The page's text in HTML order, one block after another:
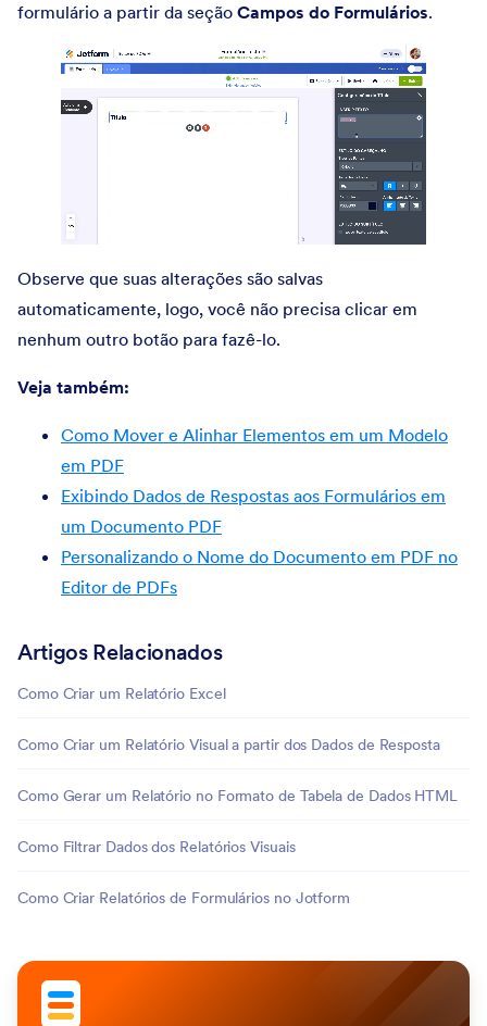
formulário a partir da seção Campos do Formulários.
Observe que suas alterações são salvas
automaticamente, logo, você não precisa clicar em
nenhum outro botão para fazê-lo.
Veja também:
Como Mover e Alinhar Elementos em um Modelo
em PDF
Exibindo Dados de Respostas aos Formulários em
um Documento PDF
Personalizando o Nome do Documento em PDF no
Editor de PDFs
Artigos Relacionados
Como Criar um Relatório Excel
Como Criar um Relatório Visual a partir dos Dados de Resposta
Como Gerar um Relatório no Formato de Tabela de Dados HTML
Como Filtrar Dados dos Relatórios Visuais
Como Criar Relatórios de Formulários no Jotform